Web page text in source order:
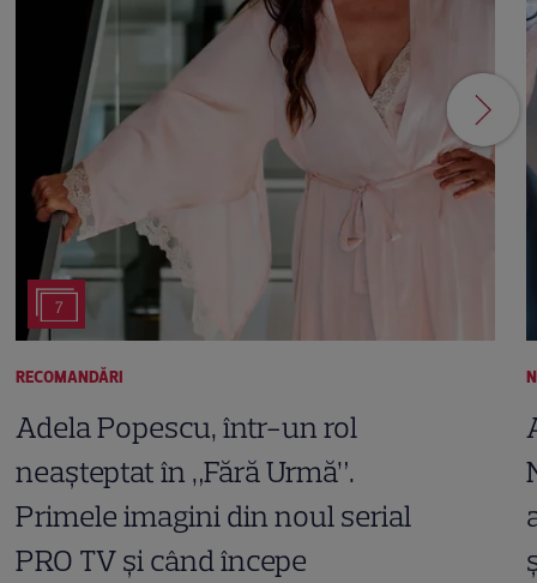
7
RECOMANDĂRI
Adela Popescu, într-un rol
neașteptat în „Fără Urmă”.
Primele imagini din noul serial
PRO TV și când începe